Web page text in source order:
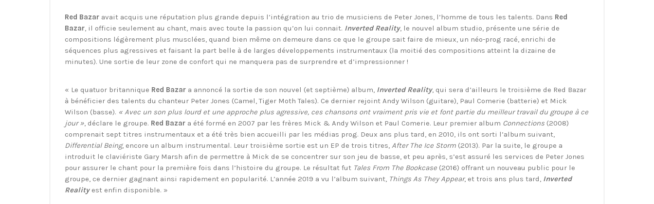
Red Bazar avait acquis une réputation plus grande depuis l’intégration au trio de musiciens de Peter Jones, l’homme de tous les talents. Dans Red
Bazar, il officie seulement au chant, mais avec toute la passion qu’on lui connait. Inverted Reality, le nouvel album studio, présente une série de
compositions légèrement plus musclées, quand bien même on demeure dans ce que le groupe sait faire de mieux, un néo-prog racé, enrichi de
séquences plus agressives et faisant la part belle à de larges développements instrumentaux (la moitié des compositions atteint la dizaine de
minutes). Une sortie de leur zone de confort qui ne manquera pas de surprendre et d’impressionner !
« Le quatuor britannique Red Bazar a annoncé la sortie de son nouvel (et septième) album, Inverted Reality, qui sera d’ailleurs le troisième de Red Bazar
à bénéficier des talents du chanteur Peter Jones (Camel, Tiger Moth Tales). Ce dernier rejoint Andy Wilson (guitare), Paul Comerie (batterie) et Mick
Wilson (basse). « Avec un son plus lourd et une approche plus agressive, ces chansons ont vraiment pris vie et font partie du meilleur travail du groupe à ce
jour », déclare le groupe. Red Bazar a été formé en 2007 par les frères Mick & Andy Wilson et Paul Comerie. Leur premier album Connections (2008)
comprenait sept titres instrumentaux et a été très bien accueilli par les médias prog. Deux ans plus tard, en 2010, ils ont sorti l’album suivant,
Differential Being, encore un album instrumental. Leur troisième sortie est un EP de trois titres, After The Ice Storm (2013). Par la suite, le groupe a
introduit le claviériste Gary Marsh afin de permettre à Mick de se concentrer sur son jeu de basse, et peu après, s’est assuré les services de Peter Jones
pour assurer le chant pour la première fois dans l’histoire du groupe. Le résultat fut Tales From The Bookcase (2016) offrant un nouveau public pour le
groupe, ce dernier gagnant ainsi rapidement en popularité. L’année 2019 a vu l’album suivant, Things As They Appear, et trois ans plus tard, Inverted
Realityest enfin disponible. »